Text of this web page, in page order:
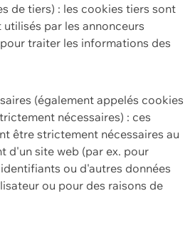
de tiers) : les cookies tiers sont
par les annonceurs
traiter les informations des
(également appelés cookies
nécessaires) : ces
être strictement nécessaires au
d'un site web (par ex. pour
ou d'autres données
ou pour des raisons de